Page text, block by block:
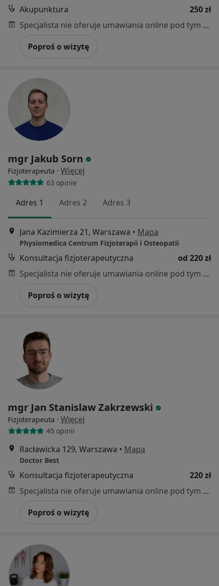
Akupunktura
250 zł
Specjalista nie oferuje umawiania online pod tym adresem.
Poproś o wizytę
mgr Jakub Sorn
Fizjoterapeuta · Więcej
63 opinie
Adres 1 Adres 2 Adres 3
Jana Kazimierza 21, Warszawa • Mapa
Physiomedica Centrum Fizjoterapii i Osteopatii
Konsultacja fizjoterapeutyczna
od 220 zł
Specjalista nie oferuje umawiania online pod tym adresem.
Poproś o wizytę
mgr Jan Stanislaw Zakrzewski
Fizjoterapeuta · Więcej
45 opinii
Racławicka 129, Warszawa • Mapa
Doctor Best
Konsultacja fizjoterapeutyczna
220 zł
Specjalista nie oferuje umawiania online pod tym adresem.
Poproś o wizytę